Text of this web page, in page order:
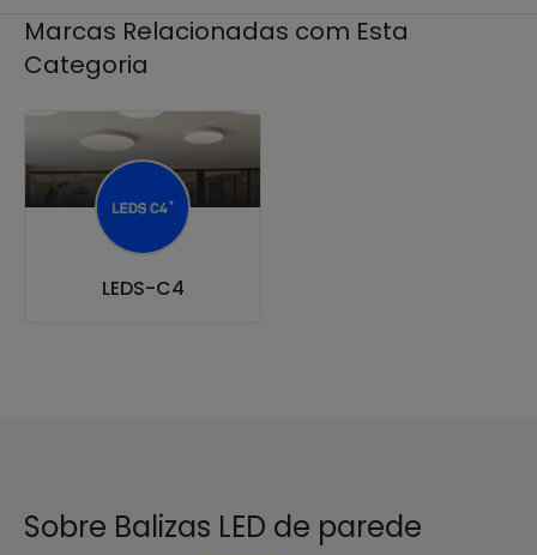
Marcas Relacionadas com Esta
Categoria
LEDS-C4
Sobre Balizas LED de parede